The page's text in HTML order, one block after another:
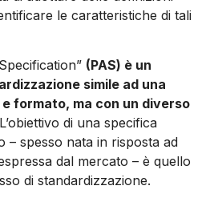
le caratteristiche di tali
(PAS) è un
simile ad una
formato, ma con un diverso
di una specifica
– spesso nata in risposta ad
dal mercato – è quello
di standardizzazione.